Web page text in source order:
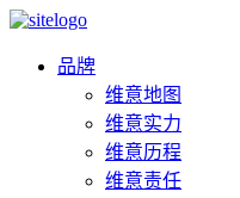
品牌
维意地图
维意实力
维意历程
维意责任